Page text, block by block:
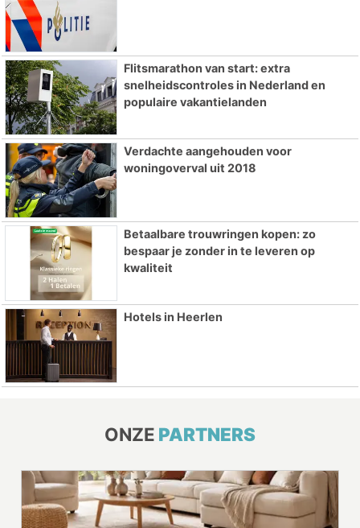
Flitsmarathon van start: extra
snelheidscontroles in Nederland en
populaire vakantielanden
Verdachte aangehouden voor
woningoverval uit 2018
Betaalbare trouwringen kopen: zo
bespaar je zonder in te leveren op
kwaliteit
Hotels in Heerlen
ONZE PARTNERS